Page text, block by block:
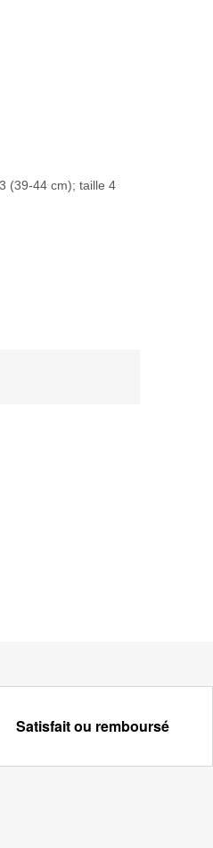
(39-44 cm); taille 4
Satisfait ou remboursé